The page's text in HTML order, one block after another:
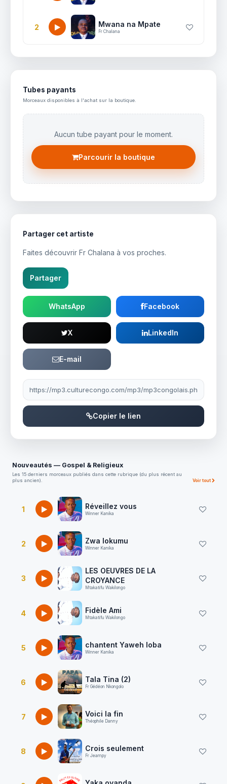
2 Mwana na Mpate
Fr Chalana
Tubes payants
Morceaux disponibles à l'achat sur la boutique.
Aucun tube payant pour le moment.
Parcourir la boutique
Partager cet artiste
Faites découvrir Fr Chalana à vos proches.
Partager
WhatsApp Facebook
X LinkedIn
E-mail
Lien à partager
Copier le lien
Nouveautés — Gospel & Religieux
Les 15 derniers morceaux publiés dans cette rubrique (du plus récent au
plus ancien).
Voir tout
1 Réveillez vous
Winner Kanika
2 Zwa lokumu
Winner Kanika
3
LES OEUVRES DE LA
CROYANCE
Mtakatifu Wakilongo
4 Fidèle Ami
Mtakatifu Wakilongo
5 chantent Yaweh loba
Winner Kanika
6 Tala Tina (2)
Fr Gédéon Nkongolo
7 Voici la fin
Théophile Danny
8 Crois seulement
Fr Jeampy